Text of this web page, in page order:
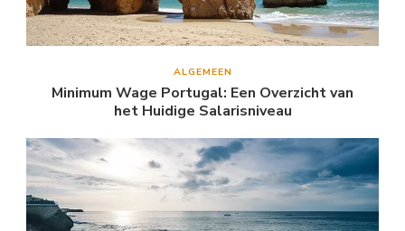
ALGEMEEN
Minimum Wage Portugal: Een Overzicht van
het Huidige Salarisniveau